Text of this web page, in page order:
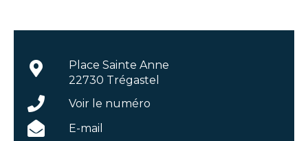
Place Sainte Anne
22730 Trégastel
Voir le numéro
E-mail